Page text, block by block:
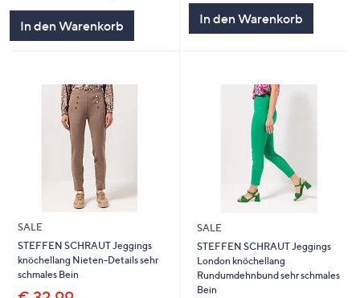
In den Warenkorb In den Warenkorb
SALE
STEFFEN SCHRAUT Jeggings
knöchellang Nieten-Details sehr
schmales Bein
SALE
STEFFEN SCHRAUT Jeggings
London knöchellang
Rundumdehnbund sehr schmales
Bein